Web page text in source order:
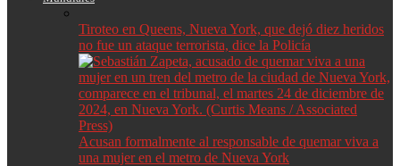
Tiroteo en Queens, Nueva York, que dejó diez heridos
no fue un ataque terrorista, dice la Policía
Acusan formalmente al responsable de quemar viva a
una mujer en el metro de Nueva York